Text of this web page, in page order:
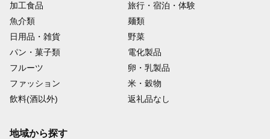
加工食品
旅行・宿泊・体験
魚介類
麺類
日用品・雑貨
野菜
パン・菓子類
電化製品
フルーツ
卵・乳製品
ファッション
米・穀物
飲料(酒以外)
返礼品なし
地域から探す